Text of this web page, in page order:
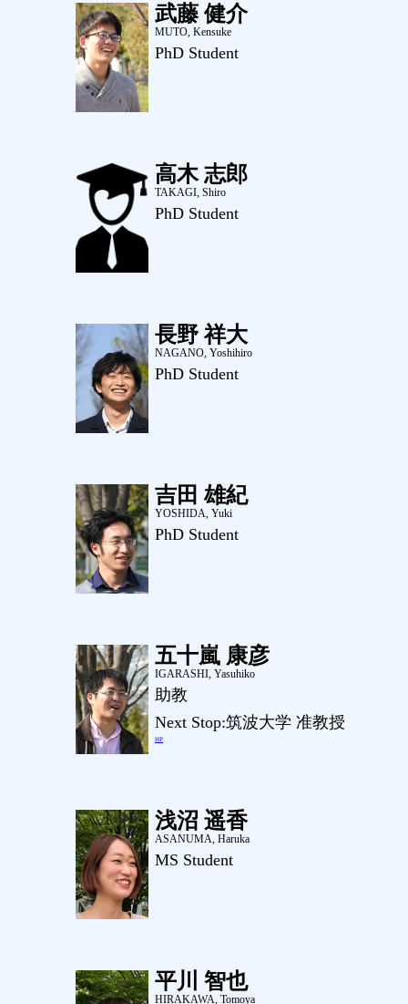
武藤 健介
MUTO, Kensuke
PhD Student
高木 志郎
TAKAGI, Shiro
PhD Student
長野 祥大
NAGANO, Yoshihiro
PhD Student
吉田 雄紀
YOSHIDA, Yuki
PhD Student
五十嵐 康彦
IGARASHI, Yasuhiko
助教
Next Stop:筑波大学 准教授
HP
浅沼 遥香
ASANUMA, Haruka
MS Student
平川 智也
HIRAKAWA, Tomoya